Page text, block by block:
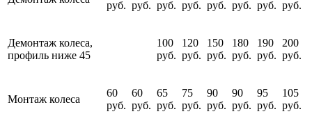
руб. руб. руб. руб. руб. руб. руб. руб.
Демонтаж колеса,
профиль ниже 45
100
руб.
120
руб.
150
руб.
180
руб.
190
руб.
200
руб.
Монтаж колеса
60
руб.
60
руб.
65
руб.
75
руб.
90
руб.
90
руб.
95
руб.
105
руб.